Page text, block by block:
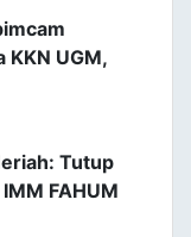
KKN UGM,
Tutup
FAHUM